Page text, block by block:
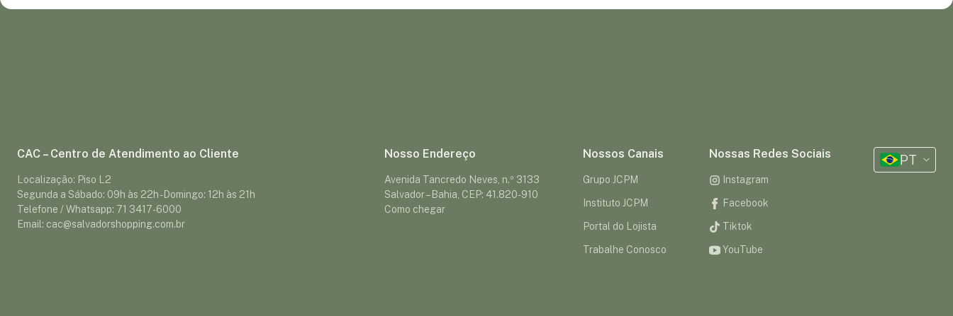
CAC – Centro de Atendimento ao Cliente
Localização: Piso L2
Segunda a Sábado: 09h às 22h - Domingo: 12h às 21h
Telefone / Whatsapp: 71 3417-6000
Email: cac@salvadorshopping.com.br
Nosso Endereço
Avenida Tancredo Neves, n.º 3133
Salvador – Bahia, CEP: 41.820-910
Como chegar
Nossos Canais
Grupo JCPM
Instituto JCPM
Portal do Lojista
Trabalhe Conosco
Nossas Redes Sociais
Instagram
Facebook
Tiktok
YouTube
PT